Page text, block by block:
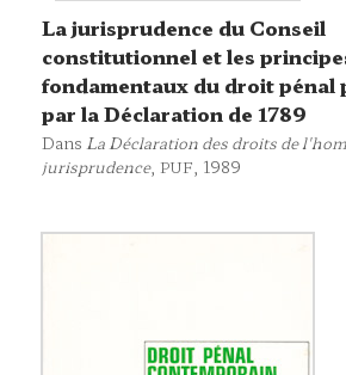
La jurisprudence du Conseil
constitutionnel et les
fondamentaux du droit pénal
par la Déclaration de 1789
Dans La Déclaration des droits de
jurisprudence, PUF, 1989